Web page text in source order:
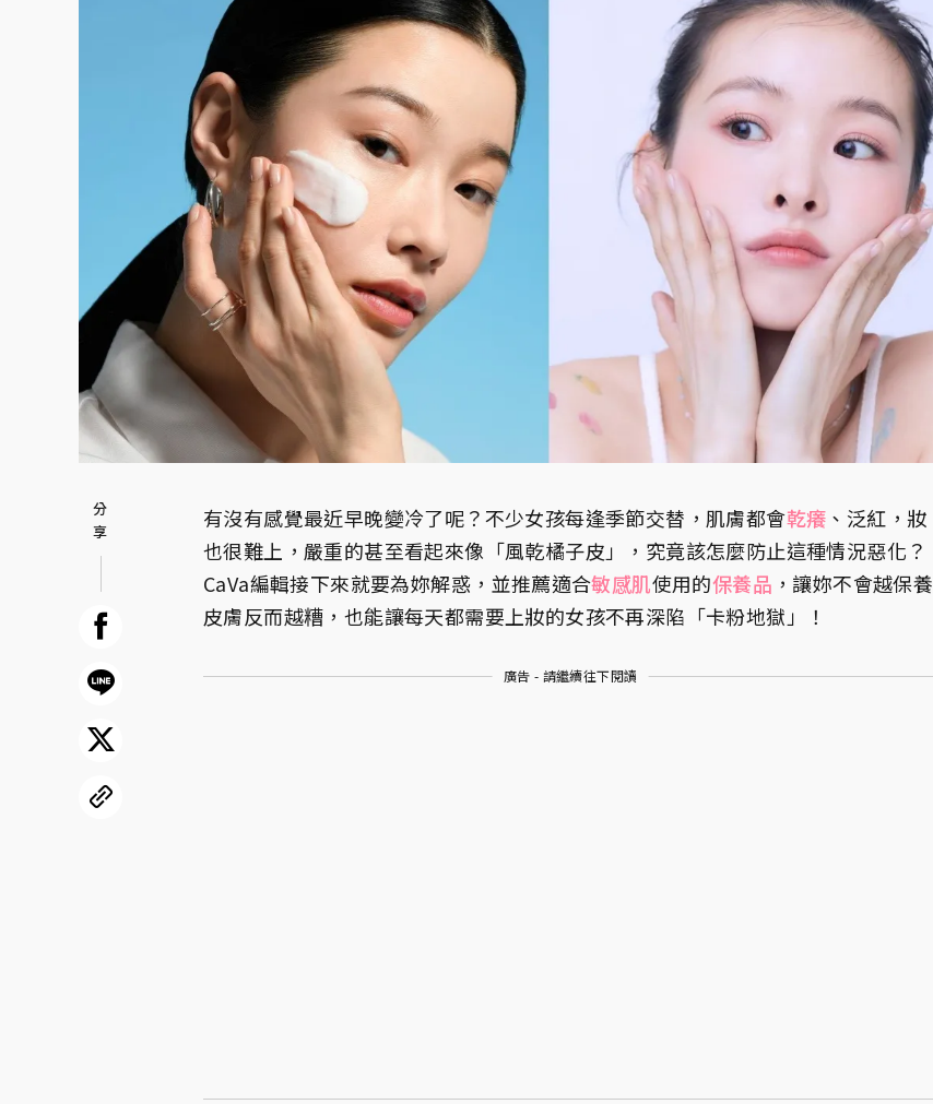
有沒有感覺最近早晚變冷了呢？不少女孩每逢季節交替，肌膚都會乾癢 、泛紅，妝
也很難上，嚴重的甚至看起來像「風乾橘子皮」，究竟該怎麼防止這種情況惡化？
CaVa編輯接下來就要為妳解惑，並推薦適合敏感肌使用的保養品 ，讓妳不會越保養
皮膚反而越糟，也能讓每天都需要上妝的女孩不再深陷「卡粉地獄」！
廣告 - 請繼續往下閱讀